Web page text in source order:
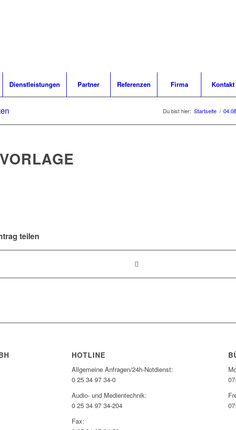
Dienstleistungen Partner Referenzen Firma Kontakt
Du bist hier: Startseite /
_VORLAGE
teilen
HOTLINE
Allgemeine Anfragen/24h-Notdienst:
0 25 34 97 34-0
Audio- und Medientechnik:
0 25 34 97 34-204
Fax: